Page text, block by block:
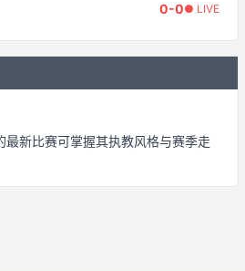
0-0● LIVE
最新比赛可掌握其执教风格与赛季走